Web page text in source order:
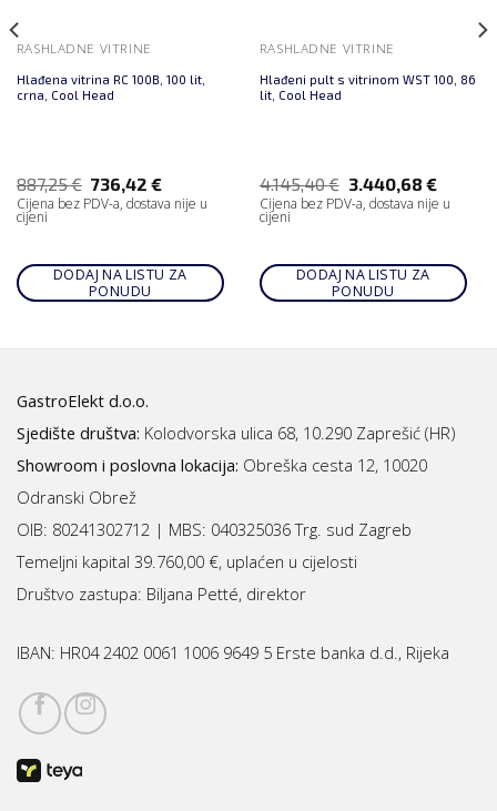
RASHLADNE VITRINE
Hlađena vitrina RC 100B, 100 lit,
crna, Cool Head
887,25€ 736,42€
Cijena bez PDV-a, dostava nije u
cijeni
DODAJ NA LISTU ZA
PONUDU
RASHLADNE VITRINE
Hlađeni pult s vitrinom WST 100, 86
lit, Cool Head
4.145,40€ 3.440,68€
Cijena bez PDV-a, dostava nije u
cijeni
DODAJ NA LISTU ZA
PONUDU
GastroElekt d.o.o.
Sjedište društva: Kolodvorska ulica 68, 10.290 Zaprešić (HR)
Showroom i poslovna lokacija: Obreška cesta 12, 10020
Odranski Obrež
OIB: 80241302712 | MBS: 040325036 Trg. sud Zagreb
Temeljni kapital 39.760,00 €, uplaćen u cijelosti
Društvo zastupa: Biljana Petté, direktor
IBAN: HR04 2402 0061 1006 9649 5 Erste banka d.d., Rijeka